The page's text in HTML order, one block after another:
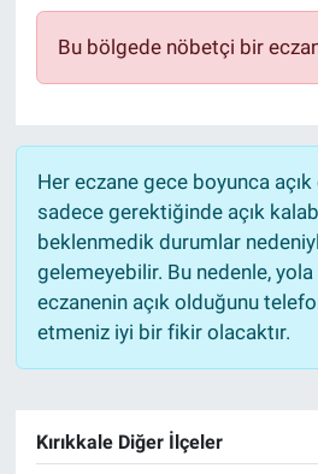
Bu bölgede nöbetçi bir
Her eczane gece boyunca açık
sadece gerektiğinde açık
beklenmedik durumlar
gelemeyebilir. Bu nedenle,
eczanenin açık olduğunu
etmeniz iyi bir fikir olacaktır.
Kırıkkale Diğer İlçeler